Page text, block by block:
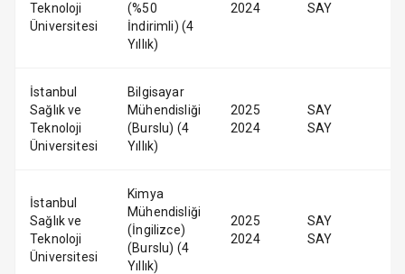
Teknoloji
Üniversitesi
(%50
İndirimli) (4
Yıllık)
2024
SAY
İstanbul
Sağlık ve
Teknoloji
Üniversitesi
Bilgisayar
Mühendisliği
(Burslu) (4
Yıllık)
2025
2024
SAY
SAY
İstanbul
Sağlık ve
Teknoloji
Üniversitesi
Kimya
Mühendisliği
(İngilizce)
(Burslu) (4
Yıllık)
2025
2024
SAY
SAY